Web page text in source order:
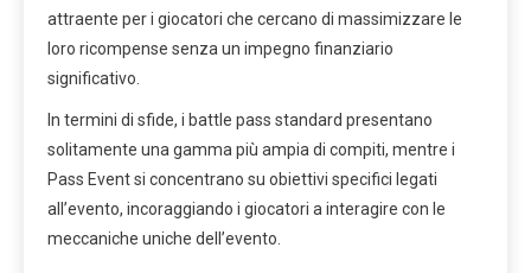
attraente per i giocatori che cercano di massimizzare le
loro ricompense senza un impegno finanziario
significativo.
In termini di sfide, i battle pass standard presentano
solitamente una gamma più ampia di compiti, mentre i
Pass Event si concentrano su obiettivi specifici legati
all’evento, incoraggiando i giocatori a interagire con le
meccaniche uniche dell’evento.